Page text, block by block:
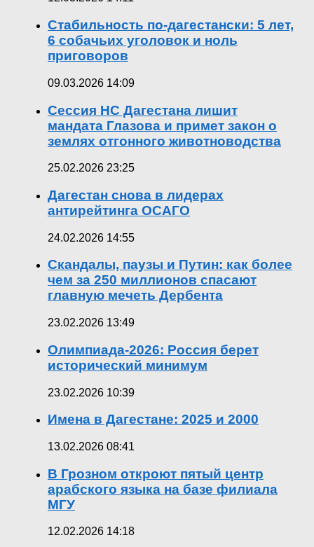
Стабильность по-дагестански: 5 лет,
6 собачьих уголовок и ноль
приговоров
09.03.2026 14:09
Сессия НС Дагестана лишит
мандата Глазова и примет закон о
землях отгонного животноводства
25.02.2026 23:25
Дагестан снова в лидерах
антирейтинга ОСАГО
24.02.2026 14:55
Скандалы, паузы и Путин: как более
чем за 250 миллионов спасают
главную мечеть Дербента
23.02.2026 13:49
Олимпиада-2026: Россия берет
исторический минимум
23.02.2026 10:39
Имена в Дагестане: 2025 и 2000
13.02.2026 08:41
В Грозном откроют пятый центр
арабского языка на базе филиала
МГУ
12.02.2026 14:18